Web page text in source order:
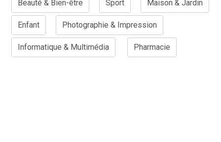
Beauté & Bien-être Sport Maison & Jardin
Enfant Photographie & Impression
Informatique & Multimédia Pharmacie